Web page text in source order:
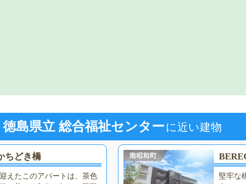
徳島県立 総合福祉センター に近い建物
ちどき橋
えたこのアパートは、茶色
堅牢な